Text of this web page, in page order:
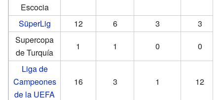
Escocia
SüperLig 12 6 3
3
Supercopa
de Turquía
1 1 0
0
Liga de
Campeones
de la UEFA
16 3 1 12